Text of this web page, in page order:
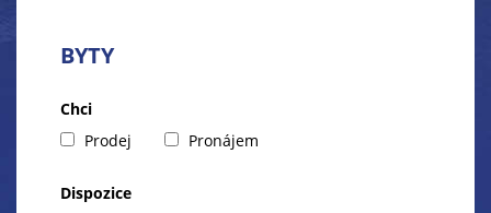
BYTY
Chci
Prodej
Pronájem
Dispozice